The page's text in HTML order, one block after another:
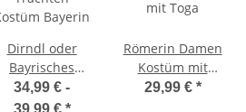
Dirndl oder
Bayrisches
Trachten
Kostüm Bayerin
34,99 € -
39,99 € *
Römerin Damen
Kostüm mit
Toga
29,99 € *